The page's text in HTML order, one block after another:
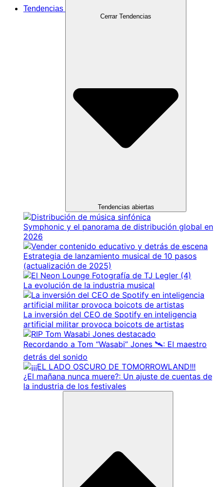
Tendencias
Cerrar Tendencias
Tendencias abiertas
Symphonic y el panorama de distribución global en
2026
Estrategia de lanzamiento musical de 10 pasos
(actualización de 2025)
La evolución de la industria musical
La inversión del CEO de Spotify en inteligencia
artificial militar provoca boicots de artistas
Recordando a Tom “Wasabi” Jones 🛰️: El maestro
detrás del sonido
¿El mañana nunca muere?: Un ajuste de cuentas de
la industria de los festivales